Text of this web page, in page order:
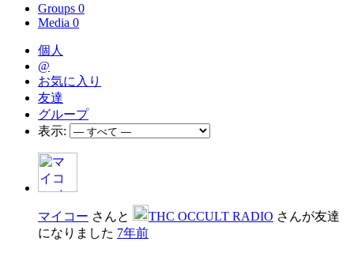
Groups 0
Media 0
個人
@
お気に入り
友達
グループ
表示:
マイコー さんと THC OCCULT RADIO さんが友達
になりました 7年前